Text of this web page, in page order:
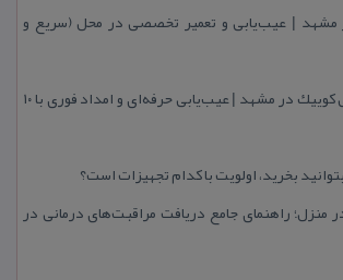
مشهد | عیب‌یابی و تعمیر تخصصی در محل (سریع و
تعمیرگاه تخصصی كوییك در مشهد | عیب‌یابی حرفه‌ای و امداد فوری با ۱۰
راهنمای جامع دریافت مراقبت‌های درمانی در